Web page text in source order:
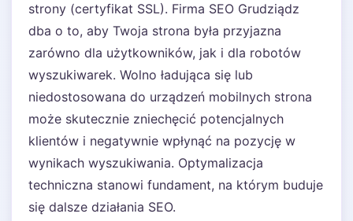
strony (certyfikat SSL). Firma SEO Grudziądz
dba o to, aby Twoja strona była przyjazna
zarówno dla użytkowników, jak i dla robotów
wyszukiwarek. Wolno ładująca się lub
niedostosowana do urządzeń mobilnych strona
może skutecznie zniechęcić potencjalnych
klientów i negatywnie wpłynąć na pozycję w
wynikach wyszukiwania. Optymalizacja
techniczna stanowi fundament, na którym buduje
się dalsze działania SEO.